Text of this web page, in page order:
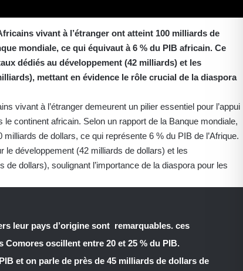
vivant à l’étranger ont atteint 100 milliards de
mondiale, ce qui équivaut à 6 % du PIB africain. Ce
dédiés au développement (42 milliards) et les
mettant en évidence le rôle crucial de la diaspora
vivant à l’étranger demeurent un pilier essentiel pour l’appui
continent africain. Selon un rapport de la Banque mondiale,
de dollars, ce qui représente 6 % du PIB de l’Afrique.
développement (42 milliards de dollars) et les
dollars), soulignant l’importance de la diaspora pour les
leur pays d’origine sont remarquables. ces
oscillent entre 20 et 25 % du PIB.
et on parle de près de 45 milliards de dollars de